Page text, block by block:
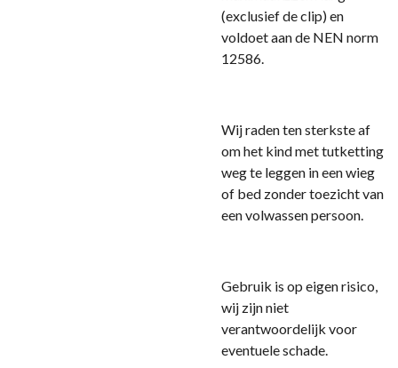
(exclusief de clip) en
voldoet aan de NEN norm
12586.
Wij raden ten sterkste af
om het kind met tutketting
weg te leggen in een wieg
of bed zonder toezicht van
een volwassen persoon.
Gebruik is op eigen risico,
wij zijn niet
verantwoordelijk voor
eventuele schade.